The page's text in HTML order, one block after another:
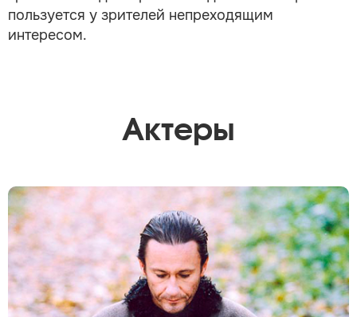
пользуется у зрителей непреходящим
интересом.
Актеры